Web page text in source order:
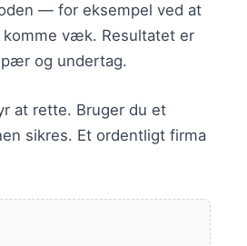
— for eksempel ved at
væk. Resultatet er
og undertag.
at rette. Bruger du et
sikres. Et ordentligt firma